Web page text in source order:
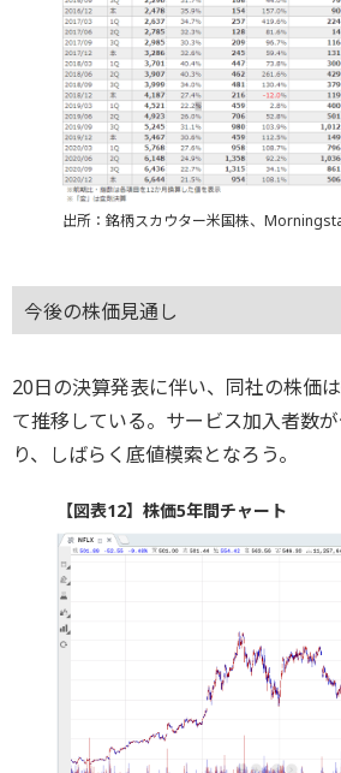
出所：銘柄スカウター米国株、
今後の株価見通し
20日の決算発表に伴い、同社の株価
て推移している。サービス加入者数
り、しばらく底値模索となろう。
【図表12】株価5年間チャート